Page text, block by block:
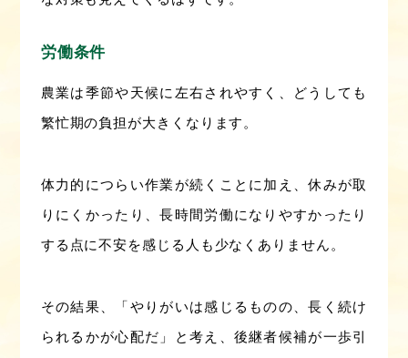
労働条件
農業は季節や天候に左右されやすく、どうしても
繁忙期の負担が大きくなります。
体力的につらい作業が続くことに加え、休みが取
りにくかったり、長時間労働になりやすかったり
する点に不安を感じる人も少なくありません。
その結果、「やりがいは感じるものの、長く続け
られるかが心配だ」と考え、後継者候補が一歩引